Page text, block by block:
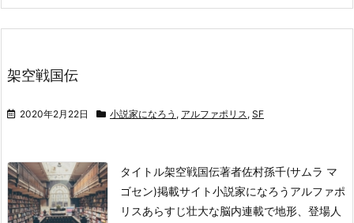
架空戦国伝
2020年2月22日 小説家になろう , アルファポリス, SF
タイトル架空戦国伝著者佐村孫千(サムラ マ
ゴセン)掲載サイト小説家になろう アルファポ
リスあらすじ壮大な脳内連載で地形、登場人